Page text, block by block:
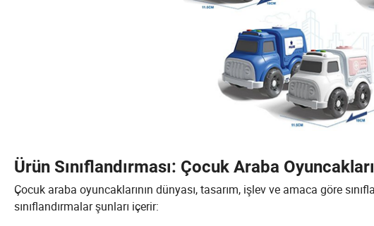
Ürün Sınıflandırması: Çocuk Araba
Çocuk araba oyuncaklarının dünyası, tasarım, işlev ve amaca göre
sınıflandırmalar şunları içerir: